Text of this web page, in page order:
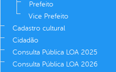
Prefeito
Vice Prefeito
Cadastro cultural
Cidadão
Consulta Pública LOA 2025
Consulta Pública LOA 2026